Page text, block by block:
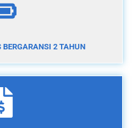
BERGARANSI 2 TAHUN